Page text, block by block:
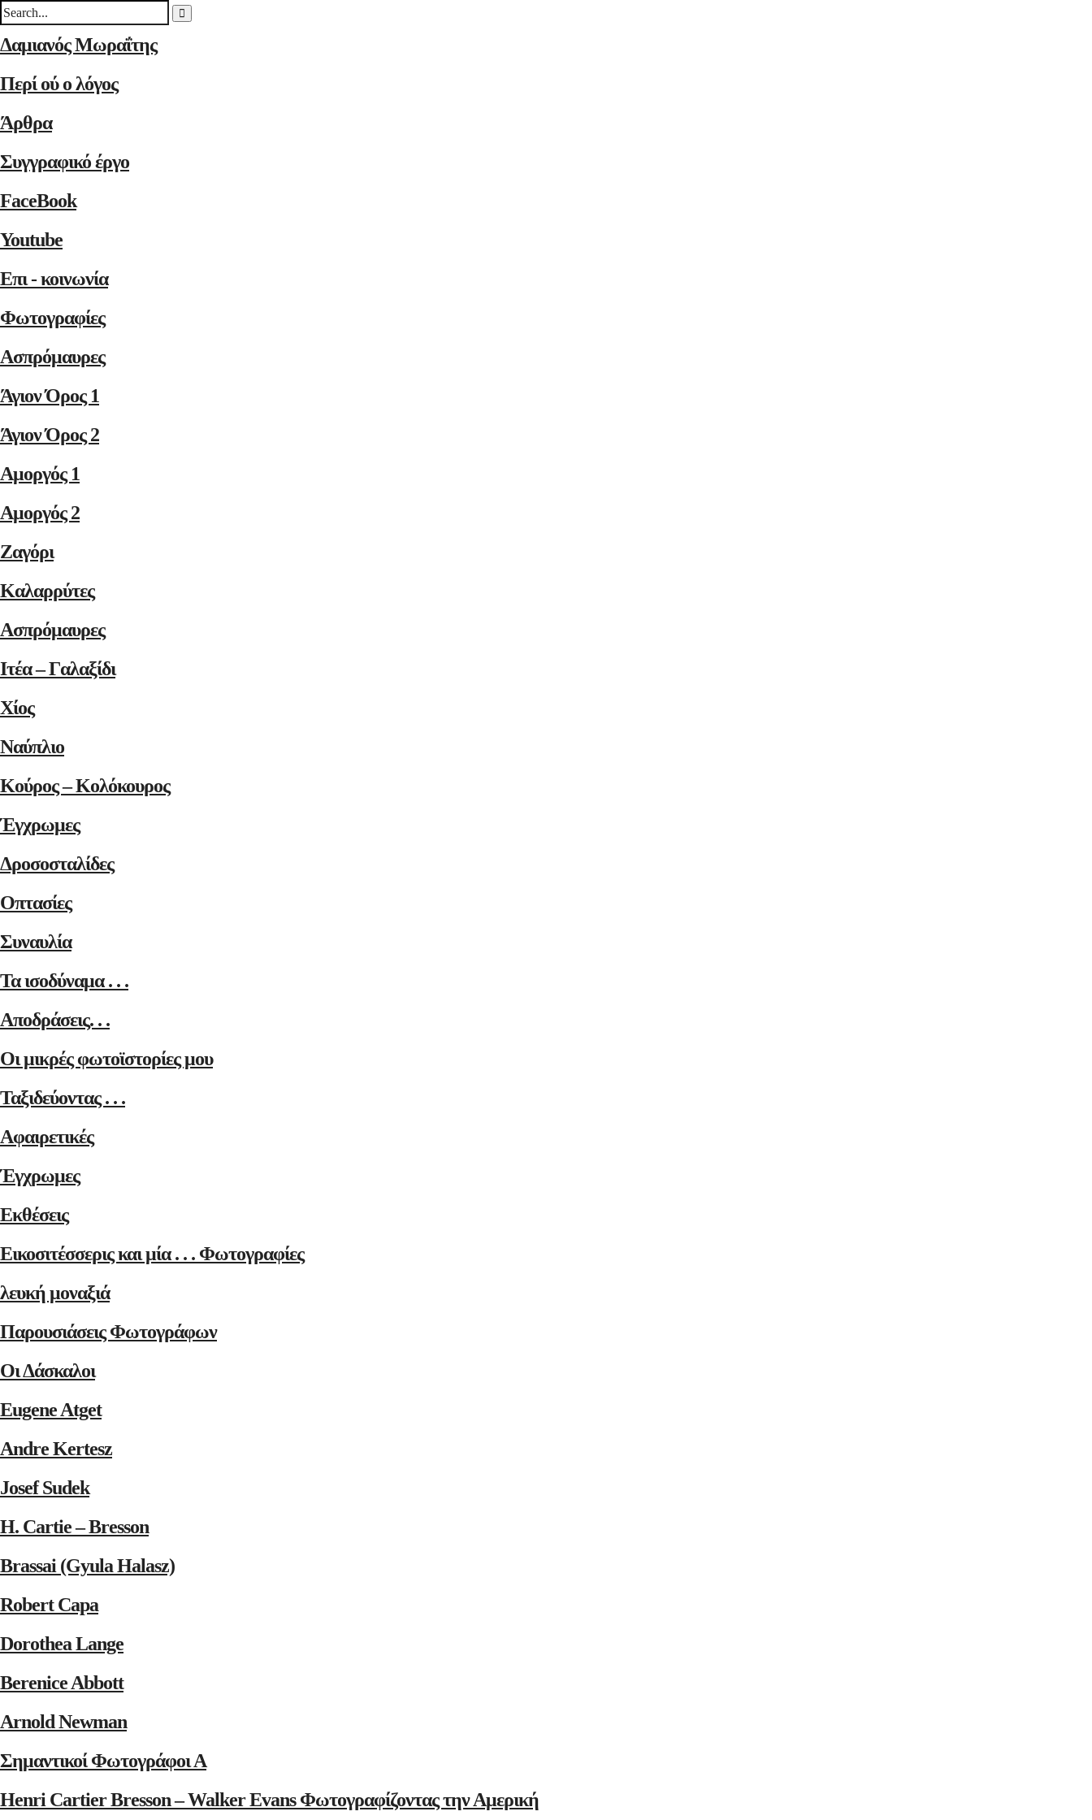
Δαμιανός Μωραΐτης
Περί ού ο λόγος
Άρθρα
Συγγραφικό έργο
FaceBook
Youtube
Επι - κοινωνία
Φωτογραφίες
Ασπρόμαυρες
Άγιον Όρος 1
Άγιον Όρος 2
Αμοργός 1
Αμοργός 2
Ζαγόρι
Καλαρρύτες
Ασπρόμαυρες
Ιτέα – Γαλαξίδι
Χίος
Ναύπλιο
Κούρος – Κολόκουρος
Έγχρωμες
Δροσοσταλίδες
Οπτασίες
Συναυλία
Τα ισοδύναμα . . .
Αποδράσεις. . .
Οι μικρές φωτοϊστορίες μου
Ταξιδεύοντας . . .
Αφαιρετικές
Έγχρωμες
Εκθέσεις
Εικοσιτέσσερις και μία . . . Φωτογραφίες
λευκή μοναξιά
Παρουσιάσεις Φωτογράφων
Οι Δάσκαλοι
Eugene Atget
Andre Kertesz
Josef Sudek
H. Cartie – Bresson
Brassai (Gyula Halasz)
Robert Capa
Dorothea Lange
Berenice Abbott
Arnold Newman
Σημαντικοί Φωτογράφοι Α
Henri Cartier Bresson – Walker Evans Φωτογραφίζοντας την Αμερική